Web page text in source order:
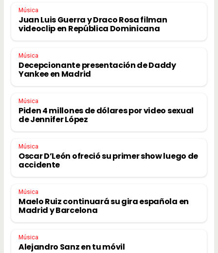
Música
Juan Luis Guerra y Draco Rosa filman
videoclip en República Dominicana
Música
Decepcionante presentación de Daddy
Yankee en Madrid
Música
Piden 4 millones de dólares por video sexual
de Jennifer López
Música
Oscar D’León ofreció su primer show luego de
accidente
Música
Maelo Ruiz continuará su gira española en
Madrid y Barcelona
Música
Alejandro Sanz en tu móvil